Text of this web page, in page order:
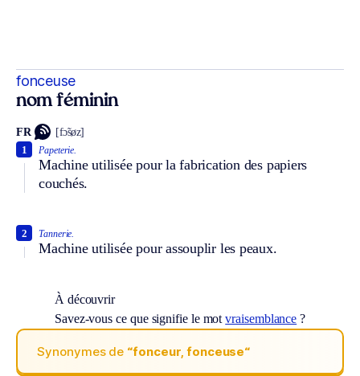
fonceuse
nom féminin
FR [fɔ̃søz]
Papeterie.
Machine utilisée pour la fabrication des papiers
couchés.
1
Tannerie.
Machine utilisée pour assouplir les peaux.
2
À découvrir
Savez-vous ce que signifie le motvraisemblance ?
Synonymes de “fonceur, fonceuse“